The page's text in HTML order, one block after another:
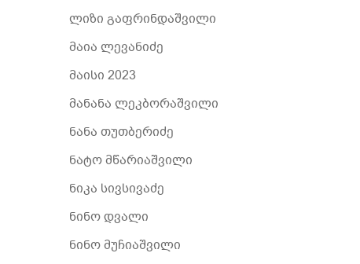
ლიზი გაფრინდაშვილი
მაია ლევანიძე
მაისი 2023
მანანა ლეკბორაშვილი
ნანა თუთბერიძე
ნატო მწარიაშვილი
ნიკა სივსივაძე
ნინო დვალი
ნინო მუჩიაშვილი